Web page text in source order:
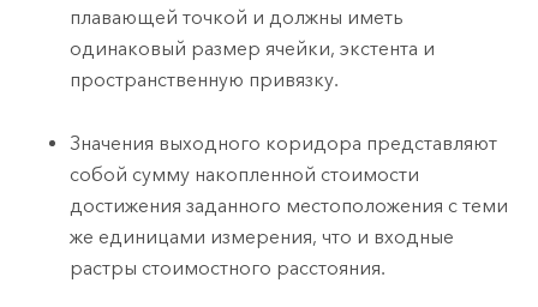
плавающей точкой и должны иметь
одинаковый размер ячейки, экстента и
пространственную привязку.
Значения выходного коридора представляют
собой сумму накопленной стоимости
достижения заданного местоположения с теми
же единицами измерения, что и входные
растры стоимостного расстояния.